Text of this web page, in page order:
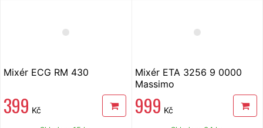
Mixér ECG RM 430
399 Kč
Mixér ETA 3256 9 0000
Massimo
999 Kč